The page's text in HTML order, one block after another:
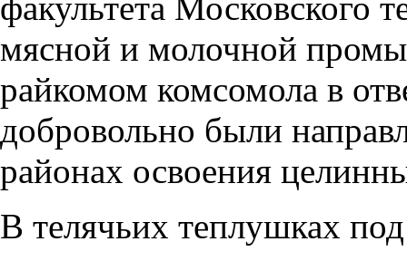
факультета Московского
мясной и молочной
райкомом комсомола в
добровольно были
районах освоения
В телячьих теплушках